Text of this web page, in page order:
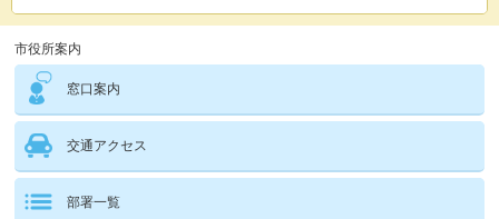
市役所案内
窓口案内
交通アクセス
部署一覧